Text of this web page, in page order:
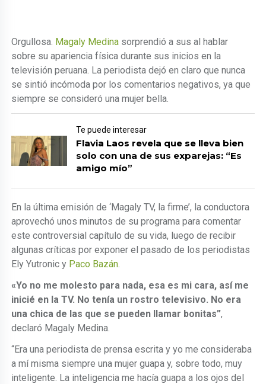
Orgullosa. Magaly Medina sorprendió a sus al hablar
sobre su apariencia física durante sus inicios en la
televisión peruana. La periodista dejó en claro que nunca
se sintió incómoda por los comentarios negativos, ya que
siempre se consideró una mujer bella.
Te puede interesar
Flavia Laos revela que se lleva bien
solo con una de sus exparejas: “Es
amigo mío”
En la última emisión de ‘Magaly TV, la firme’, la conductora
aprovechó unos minutos de su programa para comentar
este controversial capítulo de su vida, luego de recibir
algunas críticas por exponer el pasado de los periodistas
Ely Yutronic y Paco Bazán
«Yo no me molesto para nada, esa es mi cara, así me
inicié en la TV. No tenía un rostro televisivo. No era
una chica de las que se pueden llamar bonitas”,
declaró Magaly Medina.
“Era una periodista de prensa escrita y yo me consideraba
a mí misma siempre una mujer guapa y, sobre todo, muy
inteligente. La inteligencia me hacía guapa a los ojos del